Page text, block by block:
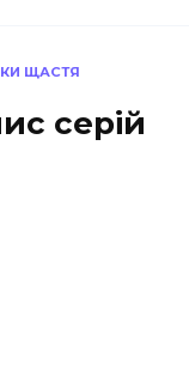
ЩАСТЯ
серій